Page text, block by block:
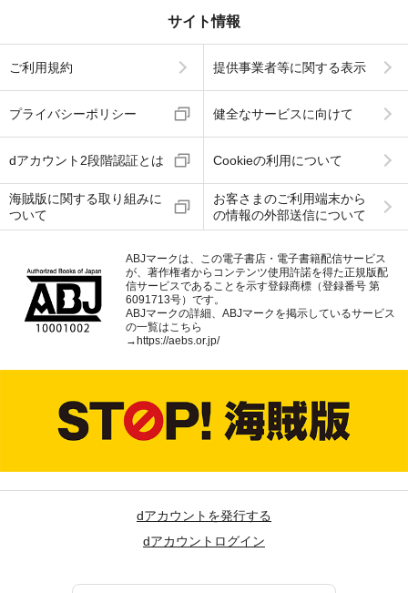
サイト情報
ご利用規約 提供事業者等に関する表示
プライバシーポリシー 健全なサービスに向けて
dアカウント2段階認証とは Cookieの利用について
海賊版に関する取り組みに
ついて
お客さまのご利用端末から
の情報の外部送信について
ABJマークは、この電子書店・電子書籍配信サービス
が、著作権者からコンテンツ使用許諾を得た正規版配
信サービスであることを示す登録商標（登録番号 第
6091713号）です。
ABJマークの詳細、ABJマークを掲示しているサービス
の一覧はこちら
→ https://aebs.or.jp/
dアカウントを発行する
dアカウントログイン